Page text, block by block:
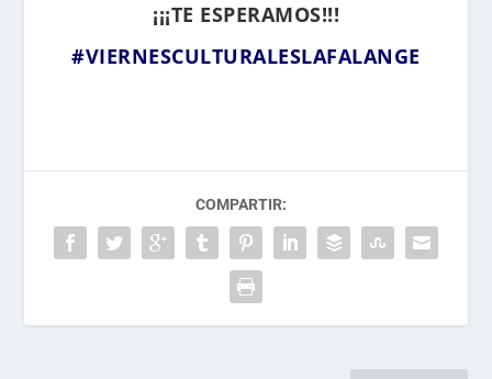
¡¡¡TE ESPERAMOS!!!
#VIERNESCULTURALESLAFALANGE
COMPARTIR: